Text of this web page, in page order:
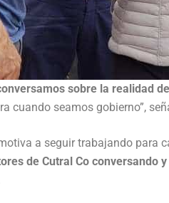
sobre la realidad
cuando seamos gobierno”,
a seguir trabajando para
de Cutral Co conversando